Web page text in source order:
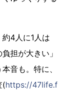
4人に1人は
担が大きい」
音も。特に、
(https://47life.f